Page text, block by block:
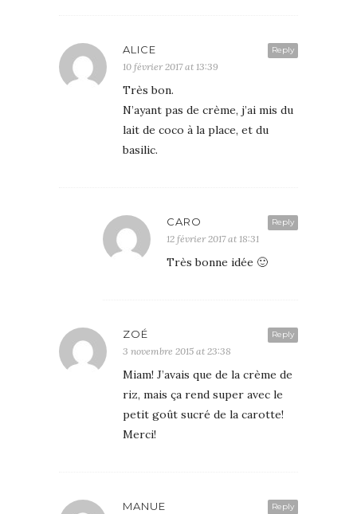
Reply
ALICE
10 février 2017 at 13:39
Très bon.
N’ayant pas de crème, j’ai mis du
lait de coco à la place, et du
basilic.
Reply
CARO
12 février 2017 at 18:31
Très bonne idée 🙂
Reply
ZOÉ
3 novembre 2015 at 23:38
Miam! J’avais que de la crème de
riz, mais ça rend super avec le
petit goût sucré de la carotte!
Merci!
Reply
MANUE